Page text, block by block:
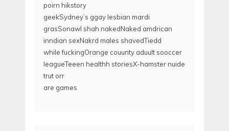
poirn hikstory
geekSydney’s ggay lesbian mardi
grasSonawl shah nakedNaked amdrican
inndian sexNakrd males shavedTiedd
while fuckingOrange couunty aduult sooccer
leagueTeeen healthh storiesX-hamster nuide
trut orr
are games